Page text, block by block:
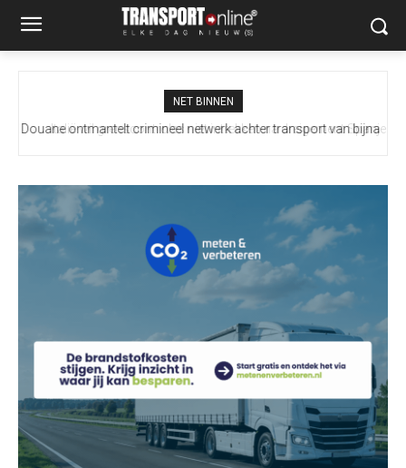
NET BINNEN
Italië wil grenscontroles niet intrekken na dreigement Spanje